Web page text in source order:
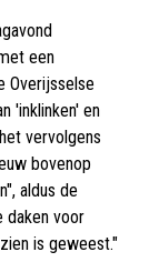
een
Overijsselse
'inklinken' en
vervolgens
bovenop
aldus de
daken voor
is geweest."